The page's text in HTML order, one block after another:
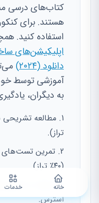
کتاب‌های درسی
هستند. برای
استفاده کنید.
اپلیکیشن‌های
دانلود (۲۰۲۴)
آموزشی توسط
به دیگران،
تراز).
تمرین تست‌های
(۴۰٪ تراز).
شرکت در
استرس.
خانه خدمات